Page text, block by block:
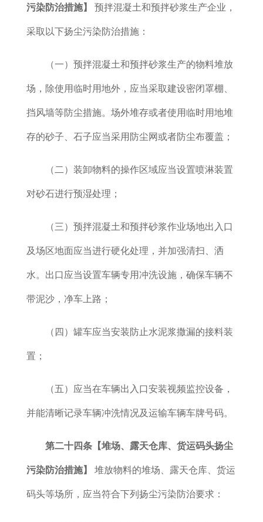
污染防治措施】 预拌混凝土和预拌砂浆生产企业，
采取以下扬尘污染防治措施：
（一）预拌混凝土和预拌砂浆生产的物料堆放
场，除使用临时用地外，应当采取建设密闭罩棚、
挡风墙等防尘措施。场外堆存或者使用临时用地堆
存的砂子、石子应当采用防尘网或者防尘布覆盖；
（二）装卸物料的操作区域应当设置喷淋装置
对砂石进行预湿处理；
（三）预拌混凝土和预拌砂浆作业场地出入口
及场区地面应当进行硬化处理，并加强清扫、洒
水。出口应当设置车辆专用冲洗设施，确保车辆不
带泥沙，净车上路；
（四）罐车应当安装防止水泥浆撒漏的接料装
置；
（五）应当在车辆出入口安装视频监控设备，
并能清晰记录车辆冲洗情况及运输车辆车牌号码。
第二十四条【堆场、露天仓库、货运码头扬尘
污染防治措施】 堆放物料的堆场、露天仓库、货运
码头等场所，应当符合下列扬尘污染防治要求：